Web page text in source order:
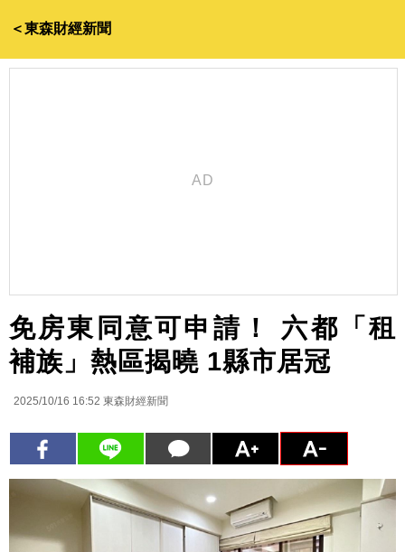
＜東森財經新聞
免房東同意可申請！ 六都「租
補族」熱區揭曉 1縣市居冠
2025/10/16 16:52 東森財經新聞